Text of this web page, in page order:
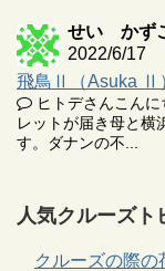
せい かず
2022/6/17
飛鳥Ⅱ（Asuka Ⅱ
ヒトデさんこん
レットが届き母と横
す。ダナンの不...
人気クルーズト
クルーズの際の